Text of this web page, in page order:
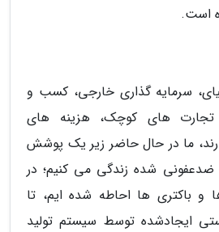
است.
سرمایه گذاری خارجی، کسب و
تجارت های کوچک، هزینه های
ما در حال حاضر زیر یک پوشش
شده زندگی می کنیم؛ در
و باکتری ها احاطه شده ایم، تا
ایجادشده توسط سیستم تولید